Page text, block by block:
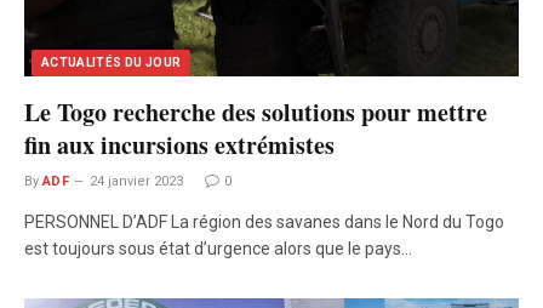
ACTUALITÉS DU JOUR
Le Togo recherche des solutions pour mettre
fin aux incursions extrémistes
By ADF 24 janvier 2023 0
PERSONNEL D’ADF La région des savanes dans le Nord du Togo
est toujours sous état d’urgence alors que le pays…